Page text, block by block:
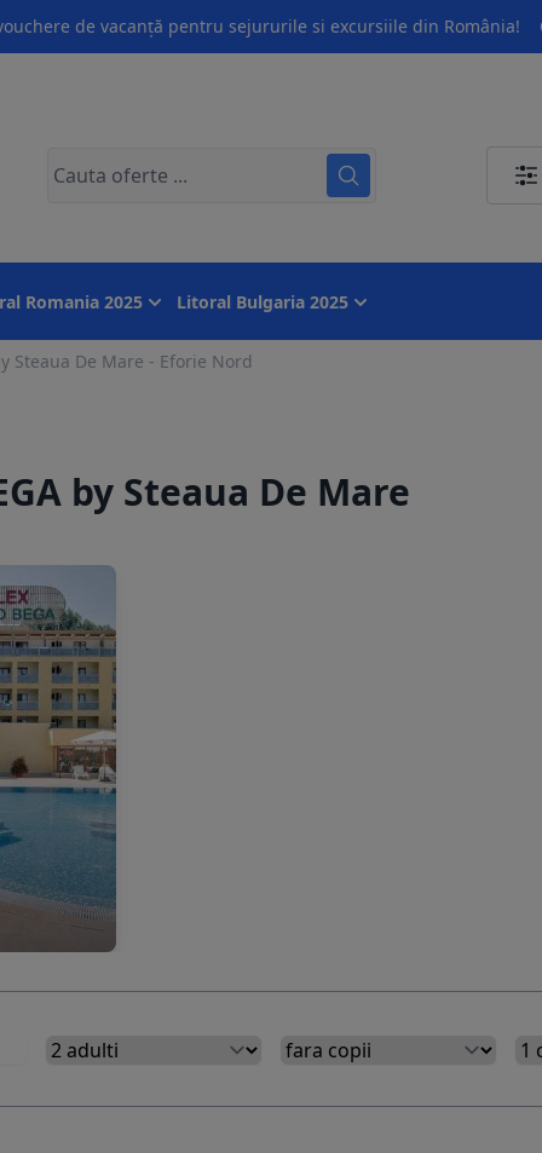
de vacanță pentru sejururile si excursiile din România!
Romania 2025 Litoral Bulgaria 2025
Steaua De Mare - Eforie Nord
by Steaua De Mare